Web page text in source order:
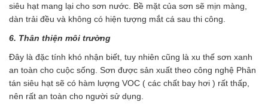
siêu hạt mang lại cho sơn nước. Bề mặt của sơn sẽ mịn màng,
dàn trải đều và không có hiện tượng mắt cá sau thi công.
6. Thân thiện môi trường
Đây là đặc tính khó nhận biết, tuy nhiên cũng là xu thế sơn xanh
an toàn cho cuộc sống. Sơn được sản xuất theo công nghệ Phân
tán siêu hạt sẽ có hàm lượng VOC ( các chất bay hơi ) rất thấp,
nên rất an toàn cho người sử dụng.